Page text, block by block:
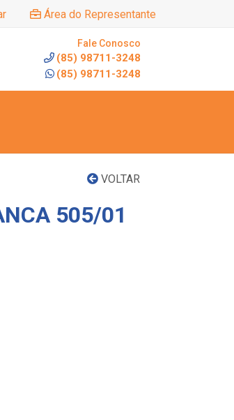
Área do Representante
Fale Conosco
(85) 98711-3248
(85) 98711-3248
VOLTAR
505/01